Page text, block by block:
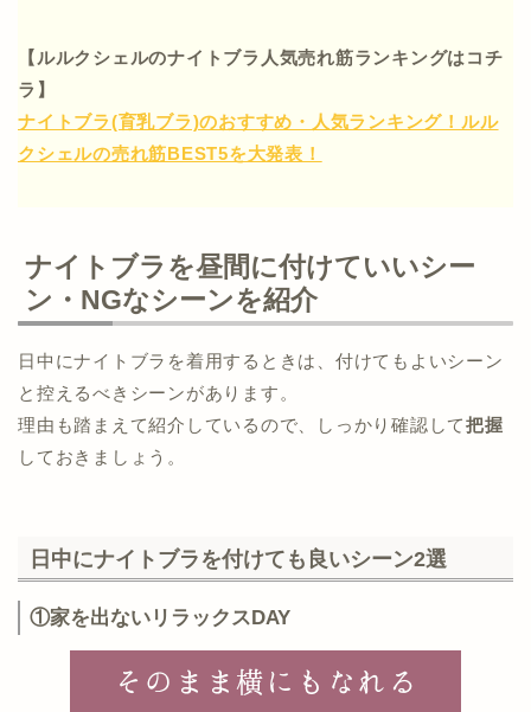
【ルルクシェルのナイトブラ人気売れ筋ランキングはコチ
ラ】
ナイトブラ(育乳ブラ)のおすすめ・人気ランキング！ルル
クシェルの売れ筋BEST5を大発表！
ナイトブラを昼間に付けていいシー
ン・NGなシーンを紹介
日中にナイトブラを着用するときは、付けてもよいシーン
と控えるべきシーンがあります。
理由も踏まえて紹介しているので、しっかり確認して把握
しておきましょう。
日中にナイトブラを付けても良いシーン2選
①家を出ないリラックスDAY